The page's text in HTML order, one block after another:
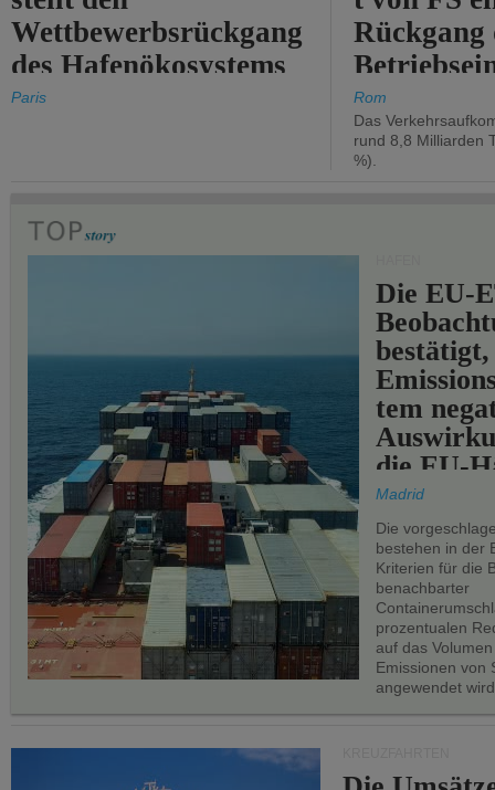
Wettbewerbsrückgang
des Hafenökosystems
des Staates fest.
Paris
Rückgang
um 2,7 %.
Rom
Das
rund 8,8 Milliarden
%).
Die EU-
bestätigt,
tem
die EU-
Madrid
Die
bestehen in der
Kriterien für die
benachbarter
prozentualen
auf das
Emissionen von
angewendet